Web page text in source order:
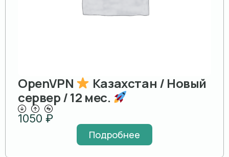
OpenVPN
Казахстан / Новый
сервер / 12 мес.
1050 ₽
Подробнее